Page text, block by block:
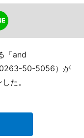
「and
0263-50-5056）が
た。